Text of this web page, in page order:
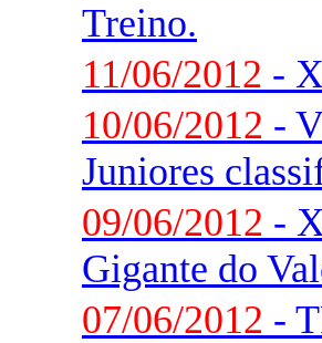
Treino.
11/06/2012 -
10/06/2012 -
Juniores
09/06/2012 -
Gigante do
07/06/2012 -